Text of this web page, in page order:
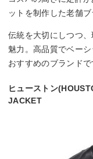
ットを制作した老舗ブ
伝統を大切にしつつ
魅力。高品質でベー
おすすめのブランドで
ヒューストン
JACKET